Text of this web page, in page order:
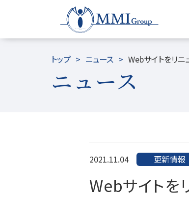
トップ ニュース Webサイトをリニ
ニュース
2021.11.04 更新情報
Webサイトを